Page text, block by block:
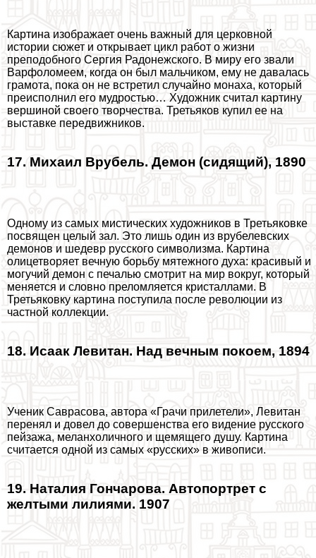
Картина изображает очень важный для церковной
истории сюжет и открывает цикл работ о жизни
преподобного Сергия Радонежского. В миру его звали
Варфоломеем, когда он был мальчиком, ему не давалась
грамота, пока он не встретил случайно монаха, который
преисполнил его мудростью… Художник считал картину
вершиной своего творчества. Третьяков купил ее на
выставке передвижников.
17. Михаил Врубель. Демон (сидящий), 1890
Одному из самых мистических художников в Третьяковке
посвящен целый зал. Это лишь один из врубелевских
демонов и шедевр русского символизма. Картина
олицетворяет вечную борьбу мятежного духа: красивый и
могучий демон с печалью смотрит на мир вокруг, который
меняется и словно преломляется кристаллами. В
Третьяковку картина поступила после революции из
частной коллекции.
18. Исаак Левитан. Над вечным покоем, 1894
Ученик Саврасова, автора «Грачи прилетели», Левитан
перенял и довел до совершенства его видение русского
пейзажа, меланхоличного и щемящего душу. Картина
считается одной из самых «русских» в живописи.
19. Наталия Гончарова. Автопортрет с
желтыми лилиями. 1907